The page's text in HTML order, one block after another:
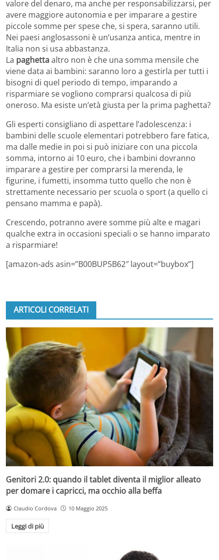
valore del denaro, ma anche per responsabilizzarsi, per
avere maggiore autonomia e per imparare a gestire
piccole somme per spese che, si spera, saranno utili.
Nei paesi anglosassoni è un’usanza antica, mentre in
Italia non si usa abbastanza.
La paghettaaltro non è che una somma mensile che
viene data ai bambini: saranno loro a gestirla per tutti i
bisogni di quel periodo di tempo, imparando a
risparmiare se vogliono comprarsi qualcosa di più
oneroso. Ma esiste un’età giusta per la prima paghetta?
Gli esperti consigliano di aspettare l’adolescenza: i
bambini delle scuole elementari potrebbero fare fatica,
ma dalle medie in poi si può iniziare con una piccola
somma, intorno ai 10 euro, che i bambini dovranno
imparare a gestire per comprarsi la merenda, le
figurine, i fumetti, insomma tutto quello che non è
strettamente necessario per scuola o sport (a quello ci
pensano mamma e papà).
Crescendo, potranno avere somme più alte e magari
qualche extra in occasioni speciali o se hanno imparato
a risparmiare!
[amazon-ads asin=”B00BUP5B62″ layout=”buybox”]
ARTICOLI CORRELATI
Genitori 2.0: quando il tablet diventa il miglior alleato
per domare i capricci, ma occhio alla beffa
Claudio Cordova 10 Maggio 2025
Leggi di più